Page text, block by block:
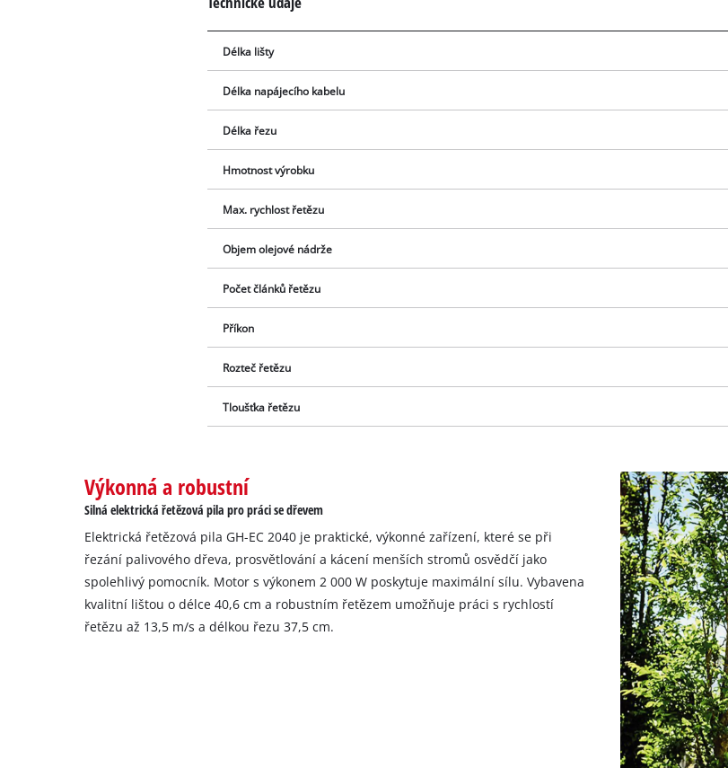
K načtení služby Google Maps
potřebujeme váš souhlas!
This content is not permitted to load due
to trackers that are not disclosed to the
visitor. The website owner needs to setup
the site with their CMP to add this content
to the list of technologies used.
Usercentrics Consent
Management Platform
Délka lišty
Délka napájecího kabelu
Délka řezu
Hmotnost výrobku
Max. rychlost řetězu
Objem olejové nádrže
Počet článků řetězu
Příkon
Rozteč řetězu
Tloušťka řetězu
Výkonná a robustní
Silná elektrická řetězová pila pro práci se dřevem
Elektrická řetězová pila GH-EC 2040 je praktické, výkonné zařízení, které se při
řezání palivového dřeva, prosvětlování a kácení menších stromů osvědčí jako
spolehlivý pomocník. Motor s výkonem 2 000 W poskytuje maximální sílu. Vybavena
kvalitní lištou o délce 40,6 cm a robustním řetězem umožňuje práci s rychlostí
řetězu až 13,5 m/s a délkou řezu 37,5 cm.